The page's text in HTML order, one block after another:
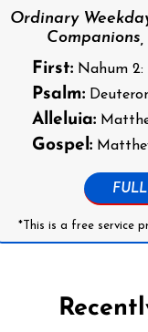
Ordinary
First:Nahum 2:
Psalm:
Alleluia:
Gospel:
*This is a free service